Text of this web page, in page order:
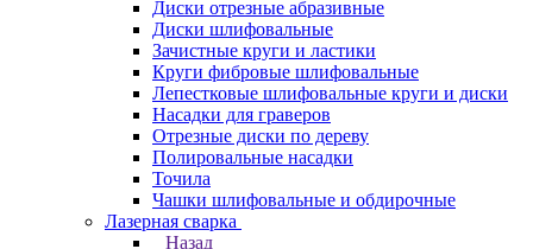
Диски отрезные абразивные
Диски шлифовальные
Зачистные круги и ластики
Круги фибровые шлифовальные
Лепестковые шлифовальные круги и диски
Насадки для граверов
Отрезные диски по дереву
Полировальные насадки
Точила
Чашки шлифовальные и обдирочные
Лазерная сварка
Назад